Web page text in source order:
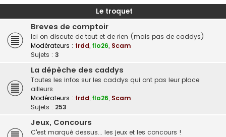
Le troquet
Breves de comptoir
Ici on discute de tout et de rien (mais pas de caddys)
Modérateurs : frdd, flo26, Scam
Sujets : 3
La dépèche des caddys
Toutes les infos sur les caddys qui ont pas leur place
ailleurs
Modérateurs : frdd, flo26, Scam
Sujets : 253
Jeux, Concours
C'est marqué dessus... les jeux et les concours !